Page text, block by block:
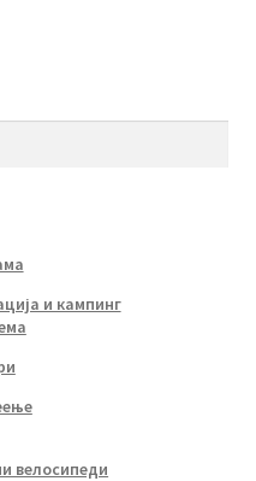
и кампинг
велосипеди